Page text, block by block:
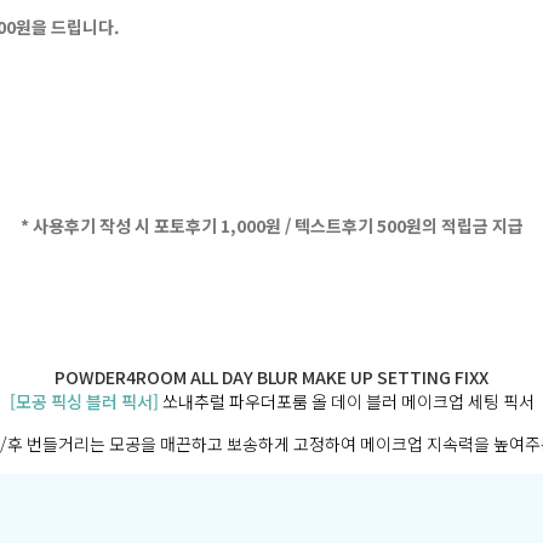
원을 드립니다.
* 사용후기 작성 시 포토후기 1,000원 / 텍스트후기 500원의 적립금 지급
POWDER4ROOM ALL DAY BLUR MAKE UP SETTING FIXX
[모공 픽싱 블러 픽서] 쏘내추럴 파우더포룸 올 데이 블러 메이크업 세팅 픽서
번들거리는 모공을 매끈하고 뽀송하게 고정하여 메이크업 지속력을 높여